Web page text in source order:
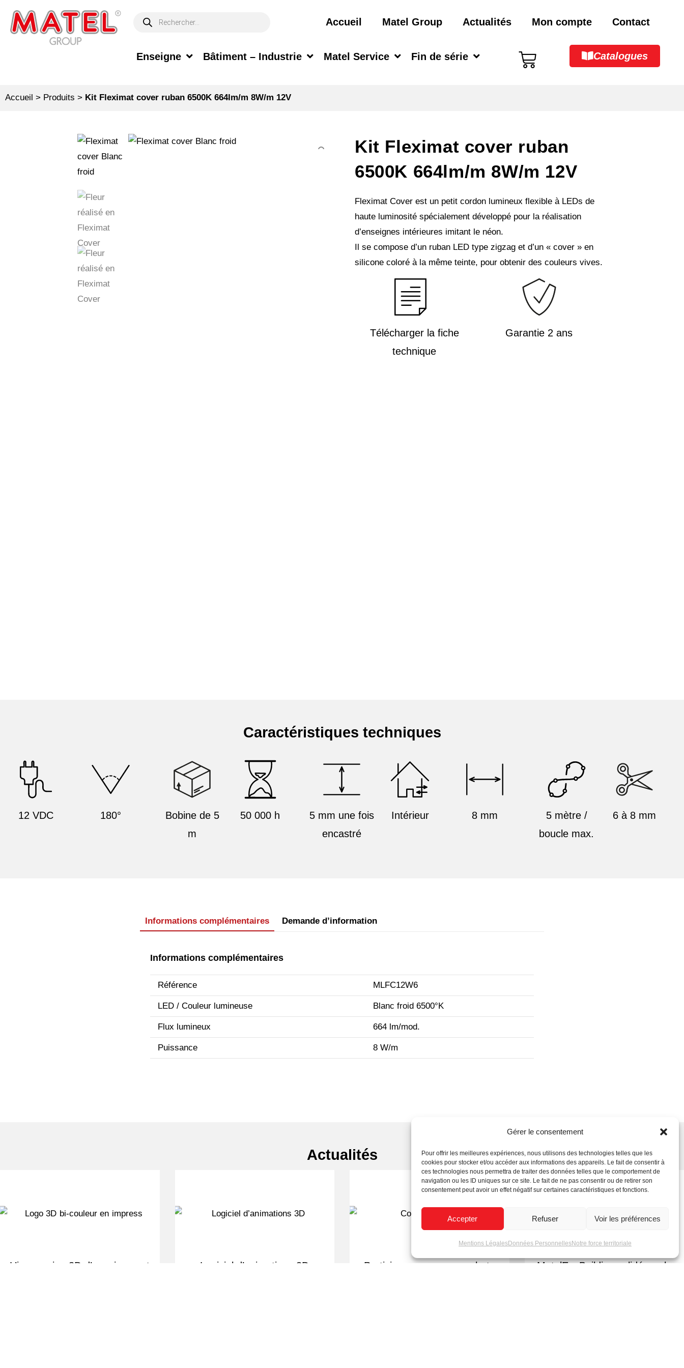
Gérer le consentement
Pour offrir les meilleures expériences, nous utilisons des technologies telles que les
cookies pour stocker et/ou accéder aux informations des appareils. Le fait de consentir à
ces technologies nous permettra de traiter des données telles que le comportement de
navigation ou les ID uniques sur ce site. Le fait de ne pas consentir ou de retirer son
consentement peut avoir un effet négatif sur certaines caractéristiques et fonctions.
Accepter Refuser Voir les préférences
Mentions LégalesDonnées PersonnellesNotre force territoriale
Accueil Matel Group Actualités Mon compte Contact
Enseigne Bâtiment – Industrie Matel Service Fin de série Catalogues
Accueil > Produits > Kit Fleximat cover ruban 6500K 664lm/m 8W/m 12V
Kit Fleximat cover ruban
6500K 664lm/m 8W/m 12V
Fleximat Cover est un petit cordon lumineux flexible à LEDs de
haute luminosité spécialement développé pour la réalisation
d’enseignes intérieures imitant le néon.
Il se compose d’un ruban LED type zigzag et d’un « cover » en
silicone coloré à la même teinte, pour obtenir des couleurs vives.
Télécharger la fiche
technique
Garantie 2 ans
Caractéristiques techniques
12 VDC 180°
Bobine de 5
m
50 000 h
5 mm une fois
encastré
Intérieur 8 mm
5 mètre /
boucle max.
6 à 8 mm
Informations complémentaires Demande d’information
Informations complémentaires
Référence MLFC12W6
LED / Couleur lumineuse Blanc froid 6500°K
Flux lumineux 664 lm/mod.
Puissance 8 W/m
Actualités
L’impression 3D d’enseignes et
Logiciel d’animations 3D
Participez au concours photo
MatelEcoBuilding validé par le